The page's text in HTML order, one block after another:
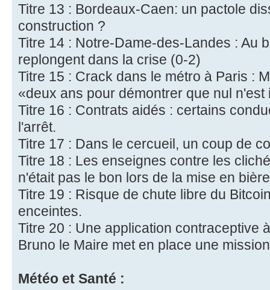
Titre 13 : Bordeaux-Caen: un pactole
construction ?
Titre 14 : Notre-Dame-des-Landes : Au
replongent dans la crise (0-2)
Titre 15 : Crack dans le métro à Paris :
«deux ans pour démontrer que nul n'est
Titre 16 : Contrats aidés : certains
l'arrêt.
Titre 17 : Dans le cercueil, un coup de
Titre 18 : Les enseignes contre les
n'était pas le bon lors de la mise en
Titre 19 : Risque de chute libre du
enceintes.
Titre 20 : Une application contraceptive
Bruno le Maire met en place une
Météo et Santé :